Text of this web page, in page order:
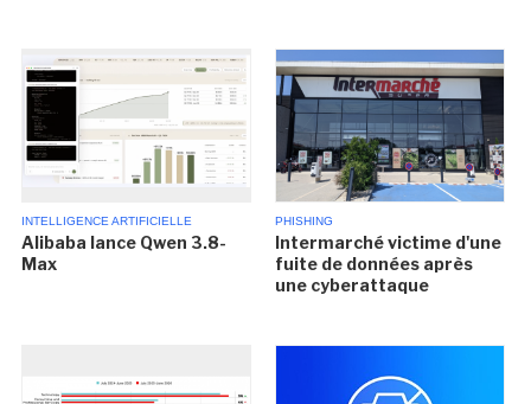
INTELLIGENCE ARTIFICIELLE
Alibaba lance Qwen 3.8-
Max
PHISHING
Intermarché victime d'une
fuite de données après
une cyberattaque